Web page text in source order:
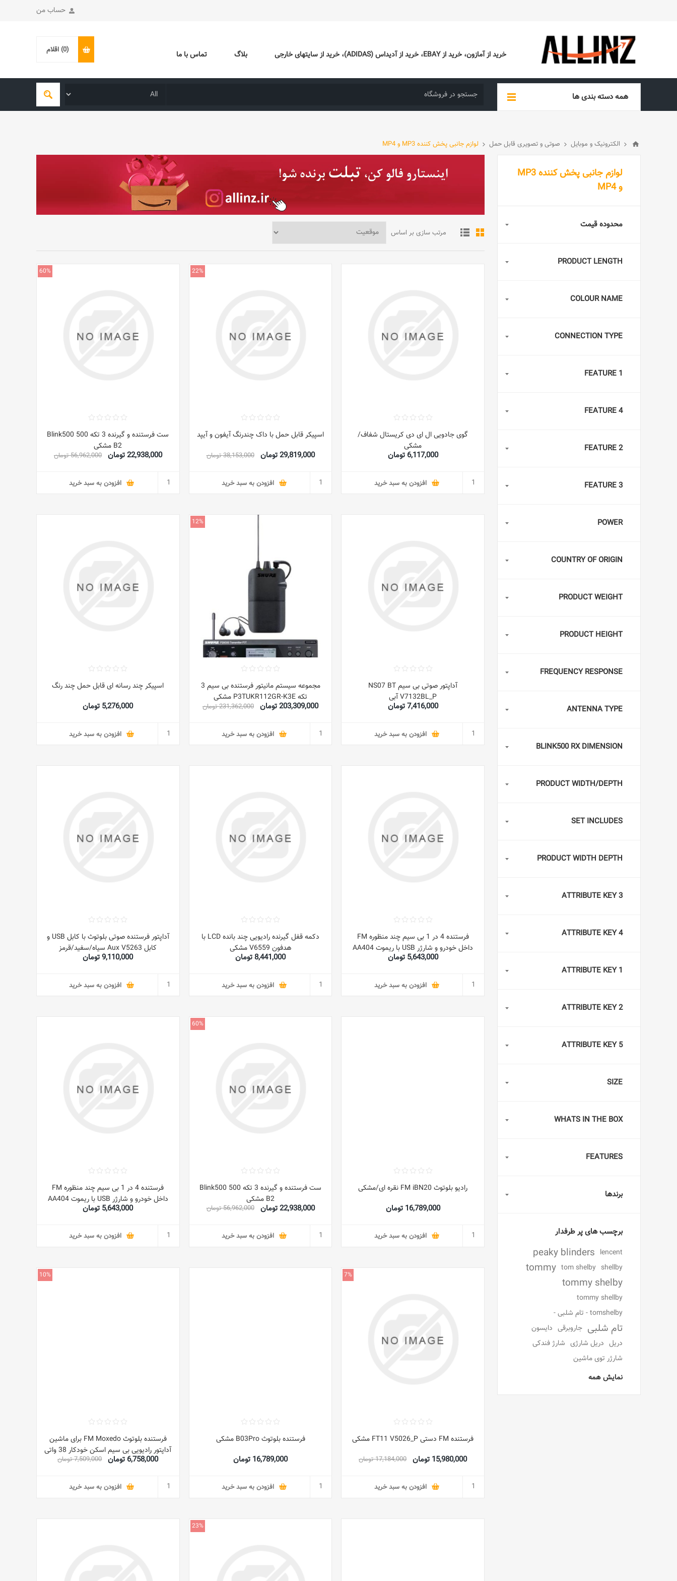
حساب من
خرید از آمازون، خرید از EBAY، خرید از آدیداس (ADIDAS)، خرید از سایتهای خارجی بلاگ تماس با ما (0) اقلام
همه دسته بندی ها
الکترونیک و موبایل صوتی و تصویری قابل حمل لوازم جانبی پخش کننده MP3 و MP4
مرتب سازی بر اساس
گوی جادویی ال ای دی کریستال شفاف/
مشکی
6,117,000 تومان
افزودن به سبد خرید
22%
اسپیکر قابل حمل با داک چندرنگ آیفون و آیپد
29,819,000 تومان 38,153,000 تومان
افزودن به سبد خرید
60%
ست فرستنده و گیرنده 3 تکه Blink500 500
B2 مشکی
22,938,000 تومان 56,962,000 تومان
افزودن به سبد خرید
آداپتور صوتی بی سیم NS07 BT
V7132BL_P آبی
7,416,000 تومان
افزودن به سبد خرید
12%
مجموعه سیستم مانیتور فرستنده بی سیم 3
تکه P3TUKR112GR-K3E مشکی
203,309,000 تومان 231,362,000 تومان
افزودن به سبد خرید
اسپیکر چند رسانه ای قابل حمل چند رنگ
5,276,000 تومان
افزودن به سبد خرید
فرستنده 4 در 1 بی سیم چند منظوره FM
داخل خودرو و شارژر USB با ریموت AA404
مشکی
5,643,000 تومان
افزودن به سبد خرید
دکمه قفل گیرنده رادیویی چند بانده LCD با
هدفون V6559 مشکی
8,441,000 تومان
افزودن به سبد خرید
آداپتور فرستنده صوتی بلوتوث با کابل USB و
کابل Aux V5263 سیاه/سفید/قرمز
9,110,000 تومان
افزودن به سبد خرید
رادیو بلوتوث FM iBN20 نقره ای/مشکی
16,789,000 تومان
افزودن به سبد خرید
60%
ست فرستنده و گیرنده 3 تکه Blink500 500
B2 مشکی
22,938,000 تومان 56,962,000 تومان
افزودن به سبد خرید
فرستنده 4 در 1 بی سیم چند منظوره FM
داخل خودرو و شارژر USB با ریموت AA404
مشکی
5,643,000 تومان
افزودن به سبد خرید
7%
فرستنده FM دستی FT11 V5026_P مشکی
15,980,000 تومان 17,184,000 تومان
افزودن به سبد خرید
فرستنده بلوتوث B03Pro مشکی
16,789,000 تومان
افزودن به سبد خرید
10%
فرستنده بلوتوث FM Moxedo برای ماشین
آداپتور رادیویی بی سیم اسکن خودکار 38 واتی
با USB QC3.0+Type-C PD 20W پورت AUX
6,758,000 تومان 7,509,000 تومان
افزودن به سبد خرید
23%
لوازم جانبی پخش کننده MP3
و MP4
محدوده قیمت
PRODUCT LENGTH
COLOUR NAME
CONNECTION TYPE
FEATURE 1
FEATURE 4
FEATURE 2
FEATURE 3
POWER
COUNTRY OF ORIGIN
PRODUCT WEIGHT
PRODUCT HEIGHT
FREQUENCY RESPONSE
ANTENNA TYPE
BLINK500 RX DIMENSION
PRODUCT WIDTH/DEPTH
SET INCLUDES
PRODUCT WIDTH DEPTH
ATTRIBUTE KEY 3
ATTRIBUTE KEY 4
ATTRIBUTE KEY 1
ATTRIBUTE KEY 2
ATTRIBUTE KEY 5
SIZE
WHATS IN THE BOX
FEATURES
برندها
برچسب های پر طرفدار
lencent
peaky blinders
shellby
tom shelby
tommy
tommy shelby
tommy shellby
tomshelby - تام شلبی -
تام شلبی جاروبرقی دایسون
دریل دریل شارژی شارژ فندکی
شارژر توی ماشین
نمایش همه